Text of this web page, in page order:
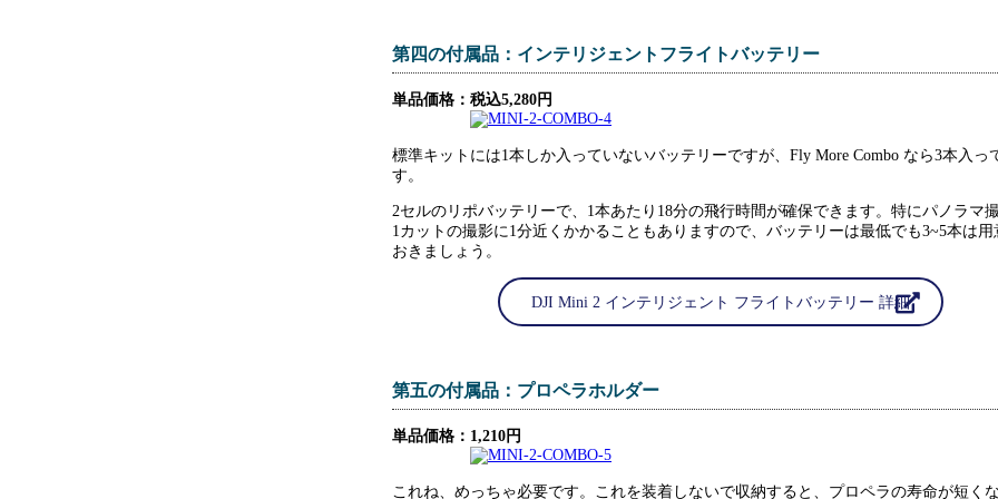
第四の付属品：インテリジェントフライトバッテリー
単品価格：税込5,280円
標準キットには1本しか入っていないバッテリーですが、Fly More Combo なら3本入っ
す。
2セルのリポバッテリーで、1本あたり18分の飛行時間が確保できます。特にパノラマ
1カットの撮影に1分近くかかることもありますので、バッテリーは最低でも3~5本は用
おきましょう。
DJI Mini 2 インテリジェント フライトバッテリー 詳細
第五の付属品：プロペラホルダー
単品価格：1,210円
これね、めっちゃ必要です。これを装着しないで収納すると、プロペラの寿命が短く